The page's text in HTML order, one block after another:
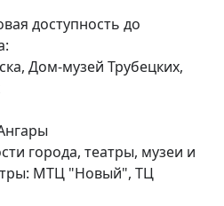
доступность до
Дом-музей Трубецких,
города, театры, музеи и
МТЦ "Новый", ТЦ